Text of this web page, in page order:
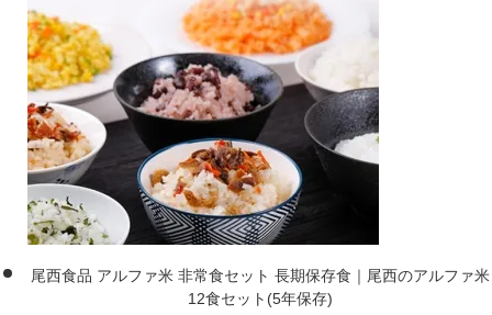
尾西食品 アルファ米 非常食セット 長期保存食｜尾西のアルファ米
12食セット(5年保存)